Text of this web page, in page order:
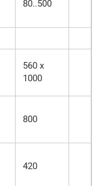
80..500
560 х
1000
800
420